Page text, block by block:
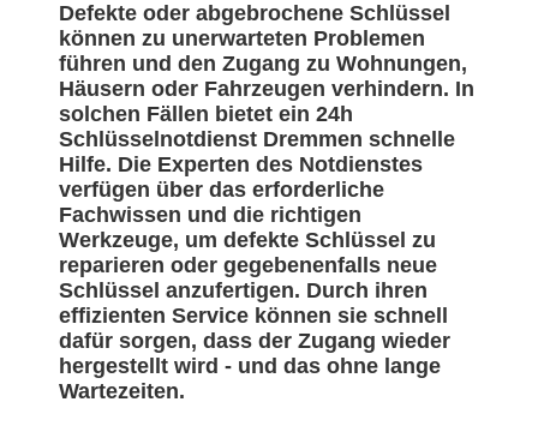
Defekte oder abgebrochene Schlüssel
können zu unerwarteten Problemen
führen und den Zugang zu Wohnungen,
Häusern oder Fahrzeugen verhindern. In
solchen Fällen bietet ein 24h
Schlüsselnotdienst Dremmen schnelle
Hilfe. Die Experten des Notdienstes
verfügen über das erforderliche
Fachwissen und die richtigen
Werkzeuge, um defekte Schlüssel zu
reparieren oder gegebenenfalls neue
Schlüssel anzufertigen. Durch ihren
effizienten Service können sie schnell
dafür sorgen, dass der Zugang wieder
hergestellt wird - und das ohne lange
Wartezeiten.